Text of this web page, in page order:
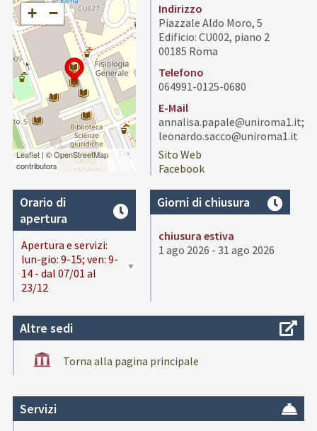
+ −
Leaflet| ©OpenStreetMap
contributors
Indirizzo
Piazzale Aldo Moro, 5
Edificio: CU002, piano 2
00185 Roma
Telefono
064991-0125-0680
E-Mail
annalisa.papale@uniroma1.it;
leonardo.sacco@uniroma1.it
Sito Web
Facebook
Orario di
apertura
Apertura e servizi:
lun-gio: 9-15; ven: 9-
14 - dal 07/01 al
23/12
Giorni di chiusura
chiusura estiva
1 ago 2026 - 31 ago 2026
Altre sedi
Torna alla pagina principale
Servizi